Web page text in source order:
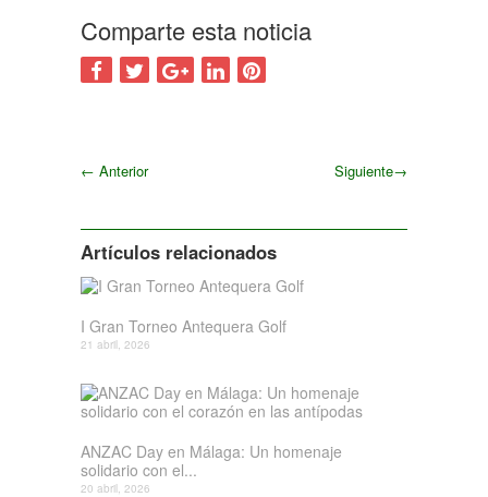
Comparte esta noticia
← Anterior Siguiente→
Artículos relacionados
I Gran Torneo Antequera Golf
21 abril, 2026
ANZAC Day en Málaga: Un homenaje
solidario con el...
20 abril, 2026